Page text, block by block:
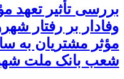
بررسی تأثیر تعهد
وفادار بر رفتار
مؤثر مشتریان به
شعب بانک ملت